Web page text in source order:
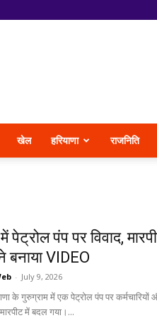
खेल हरियाणा राजनिति
पेट्रोल पंप पर विवाद,
बनाया VIDEO
- July 9, 2026
के गुरुग्राम में एक पेट्रोल पंप पर
में बदल गया।...